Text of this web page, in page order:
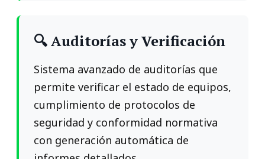
🔍 Auditorías y Verificación
Sistema avanzado de auditorías que
permite verificar el estado de equipos,
cumplimiento de protocolos de
seguridad y conformidad normativa
con generación automática de